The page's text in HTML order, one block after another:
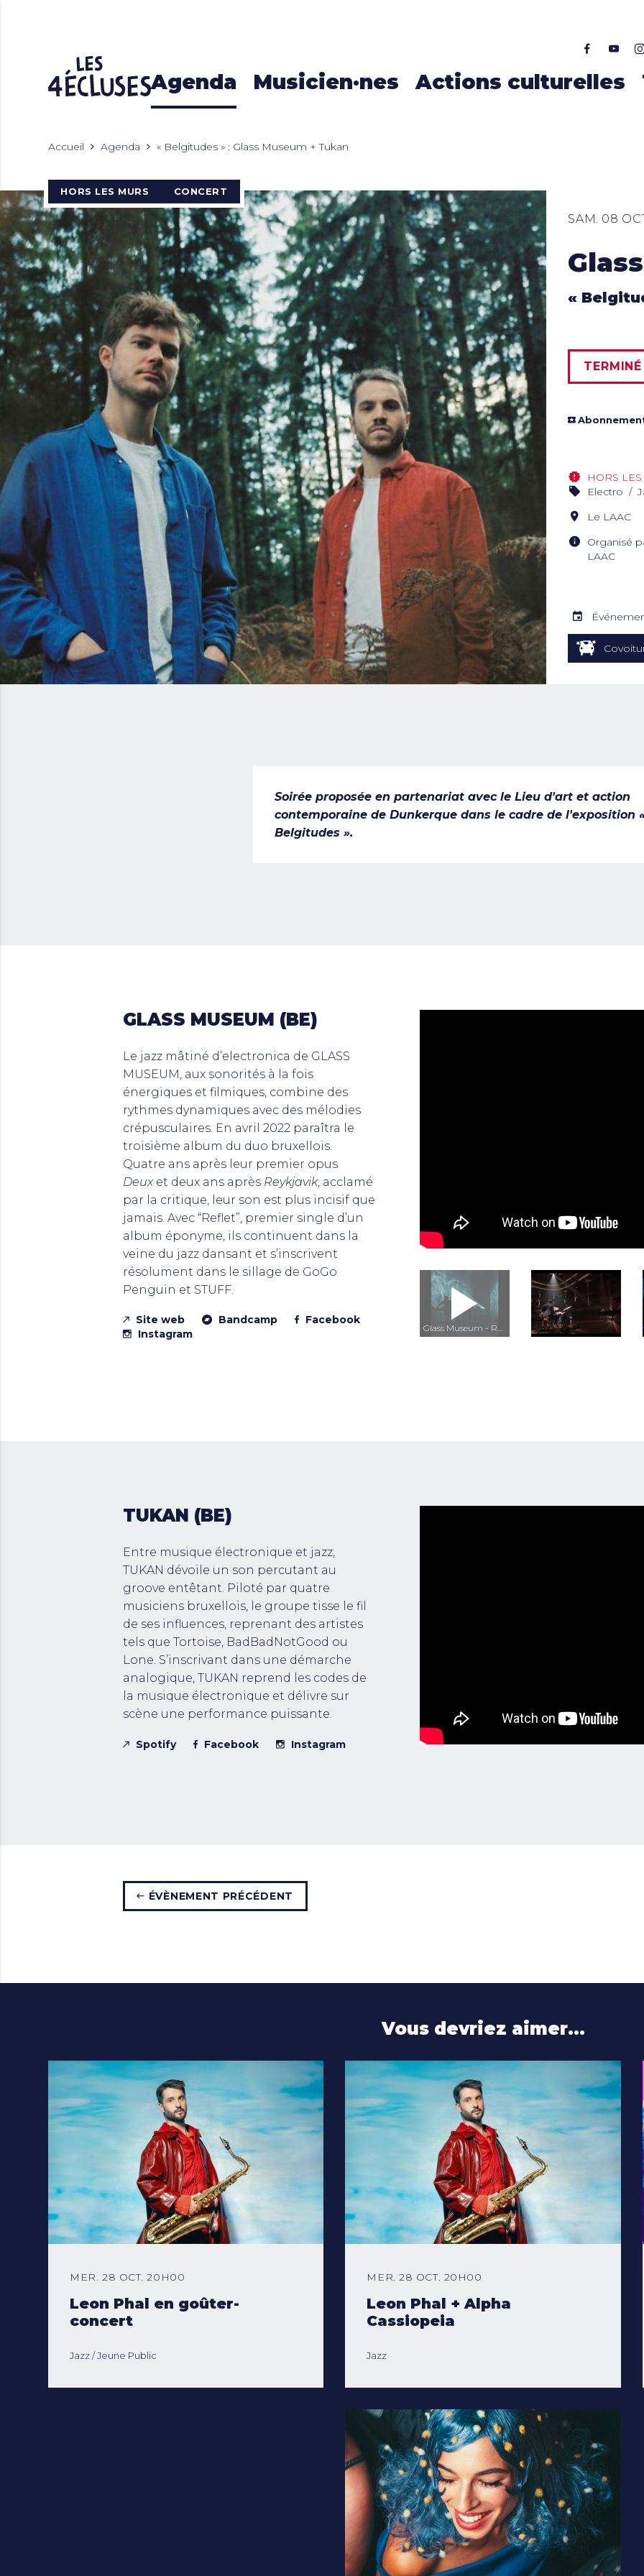
Agenda Musicien·nes Actions culturelles
Accueil Agenda « Belgitudes » : Glass Museum + Tukan
HORS LES MURS CONCERT
SAM. 08
«
TERMINÉ
HORS
Electro
Le LAAC
Organisé
LAAC
Soirée proposée en partenariat avec le Lieu d'art et action
contemporaine de Dunkerque dans le cadre de l'exposition
Belgitudes ».
GLASS MUSEUM (BE)
Le jazz mâtiné d’electronica de GLASS
MUSEUM, aux sonorités à la fois
énergiques et filmiques, combine des
rythmes dynamiques avec des mélodies
crépusculaires. En avril 2022 paraîtra le
troisième album du duo bruxellois.
Quatre ans après leur premier opus
Deuxet deux ans après Reykjavik, acclamé
par la critique, leur son est plus incisif que
jamais. Avec “Reflet”, premier single d’un
album éponyme, ils continuent dans la
veine du jazz dansant et s’inscrivent
résolument dans le sillage de GoGo
Penguin et STUFF.
Site web Bandcamp
Facebook
Instagram
Glass Museum - Reflet
TUKAN (BE)
Entre musique électronique et jazz,
TUKAN dévoile un son percutant au
groove entêtant. Piloté par quatre
musiciens bruxellois, le groupe tisse le fil
de ses influences, reprenant des artistes
tels que Tortoise, BadBadNotGood ou
Lone. S’inscrivant dans une démarche
analogique, TUKAN reprend les codes de
la musique électronique et délivre sur
scène une performance puissante.
Spotify Facebook Instagram
ÉVÈNEMENT PRÉCÉDENT
Vous devriez aimer…
MER. 28 OCT. 20H00
Leon Phal en goûter-
concert
Jazz Jeune Public
MER. 28 OCT. 20H00
Leon Phal + Alpha
Cassiopeia
Jazz